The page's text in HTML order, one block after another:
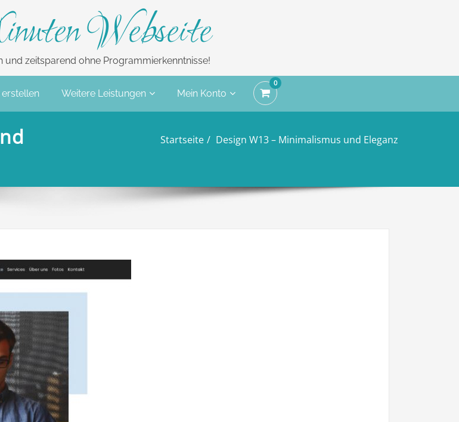
Webseite
und zeitsparend ohne Programmierkenntnisse!
Weitere Leistungen Mein Konto
0
Startseite Design W13 – Minimalismus und Eleganz